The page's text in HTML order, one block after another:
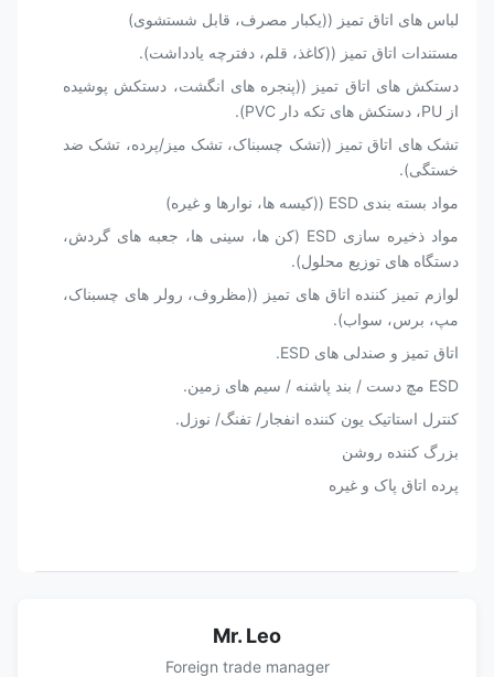
لباس های اتاق تمیز ((یکبار مصرف، قابل شستشوی)
مستندات اتاق تمیز ((کاغذ، قلم، دفترچه یادداشت).
دستکش های اتاق تمیز ((پنجره های انگشت، دستکش پوشیده
از PU، دستکش های تکه دار PVC).
تشک های اتاق تمیز ((تشک چسبناک، تشک میز/پرده، تشک ضد
خستگی).
مواد بسته بندی ESD ((کیسه ها، نوارها و غیره)
مواد ذخیره سازی ESD (کن ها، سینی ها، جعبه های گردش،
دستگاه های توزیع محلول).
لوازم تمیز کننده اتاق های تمیز ((مظروف، رولر های چسبناک،
مپ، برس، سواب).
اتاق تمیز و صندلی های ESD.
ESD مچ دست / بند پاشنه / سیم های زمین.
کنترل استاتیک یون کننده انفجار/ تفنگ/ نوزل.
بزرگ کننده روشن
پرده اتاق پاک و غیره
Mr. Leo
Foreign trade manager